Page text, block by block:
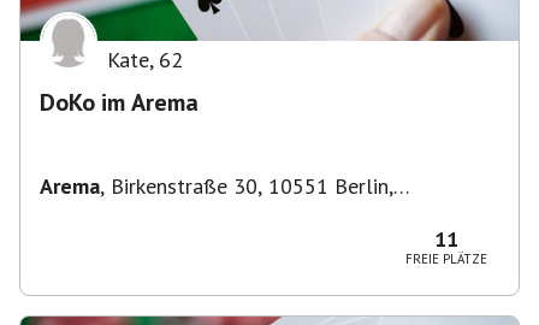
Kate, 62
DoKo im Arema
Arema, Birkenstraße 30, 10551 Berlin,
11
FREIE PLÄTZE